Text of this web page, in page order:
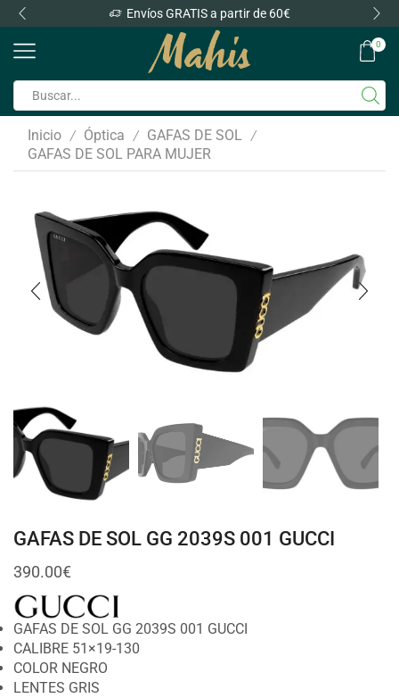
Envíos GRATIS a partir de 60€
0
Inicio / Óptica / GAFAS DE SOL /
GAFAS DE SOL PARA MUJER
GAFAS DE SOL GG 2039S 001 GUCCI
390.00€
GAFAS DE SOL GG 2039S 001 GUCCI
CALIBRE 51×19-130
COLOR NEGRO
LENTES GRIS